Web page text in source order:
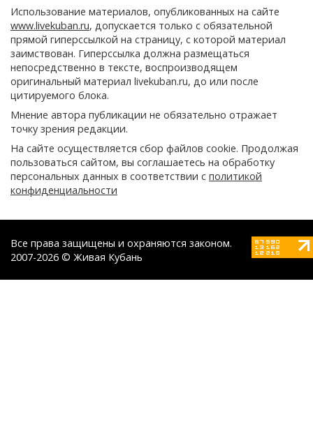
Использование материалов, опубликованных на сайте
www.livekuban.ru, допускается только с обязательной
прямой гиперссылкой на страницу, с которой материал
заимствован. Гиперссылка должна размещаться
непосредственно в тексте, воспроизводящем
оригинальный материал livekuban.ru, до или после
цитируемого блока.
Мнение автора публикации не обязательно отражает
точку зрения редакции.
На сайте осуществляется сбор файлов cookie. Продолжая
пользоваться сайтом, вы соглашаетесь на обработку
персональных данных в соответствии с политикой
конфиденциальности
Все права защищены и охраняются законом.
2007-2026 © Живая Кубань